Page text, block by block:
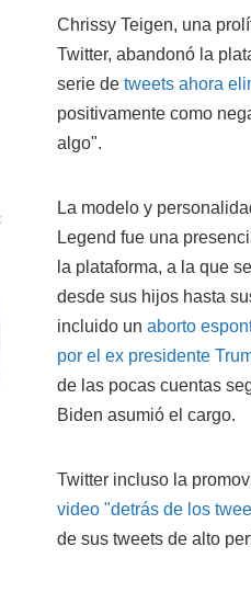
Chrissy Teigen, una
Twitter, abandonó la
serie de tweets ahora
positivamente como
algo".
La modelo y
Legend fue una
la plataforma, a la que
desde sus hijos hasta
incluido un aborto
por el ex presidente
de las pocas cuentas
Biden asumió el cargo.
Twitter incluso la
video "detrás de los
de sus tweets de alto